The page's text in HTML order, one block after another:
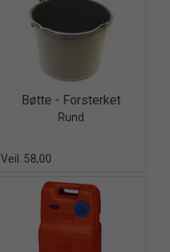
Quick View+
Bøtte - Forsterket
Rund
Veil. 58,00